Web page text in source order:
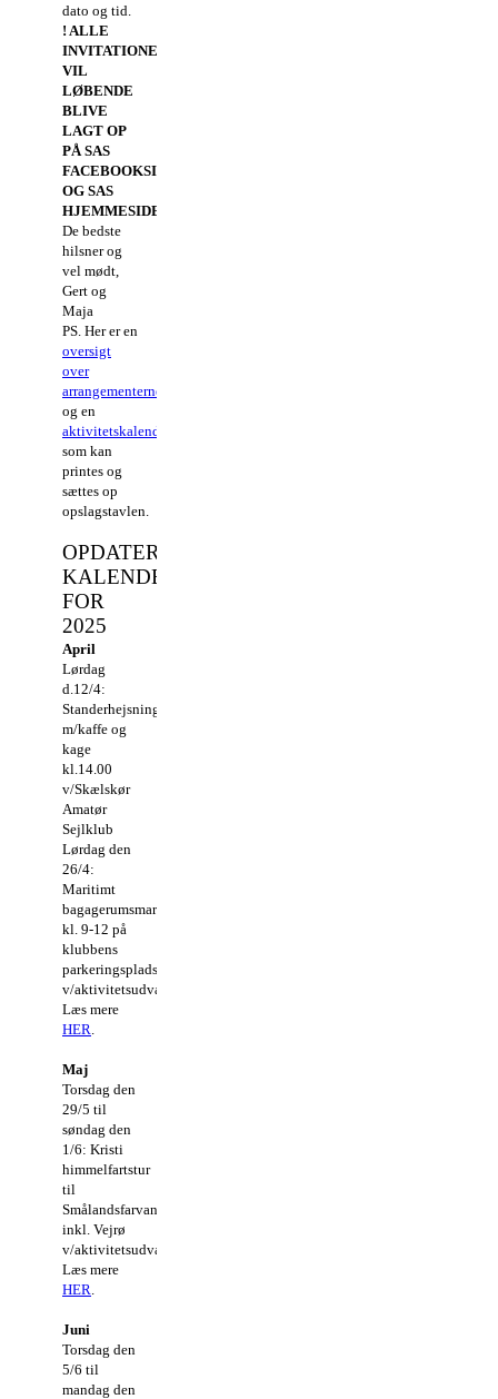
dato og tid.
! ALLE
INVITATIONER
VIL
LØBENDE
BLIVE
LAGT OP
PÅ SAS
FACEBOOKSIDE
OG SAS
HJEMMESIDE
De bedste
hilsner og
vel mødt,
Gert og
Maja
PS. Her er en
oversigt
over
arrangementerne
og en
aktivitetskalender
som kan
printes og
sættes op
opslagstavlen.
OPDATERET
KALENDER
FOR
2025
April
Lørdag
d.12/4:
Standerhejsning
m/kaffe og
kage
kl.14.00
v/Skælskør
Amatør
Sejlklub
Lørdag den
26/4:
Maritimt
bagagerumsmarked
kl. 9-12 på
klubbens
parkeringsplads
v/aktivitetsudvalget.
Læs mere
HER
Maj
Torsdag den
29/5 til
søndag den
1/6: Kristi
himmelfartstur
til
Smålandsfarvandet
inkl. Vejrø
v/aktivitetsudvalget.
Læs mere
HER
Juni
Torsdag den
5/6 til
mandag den